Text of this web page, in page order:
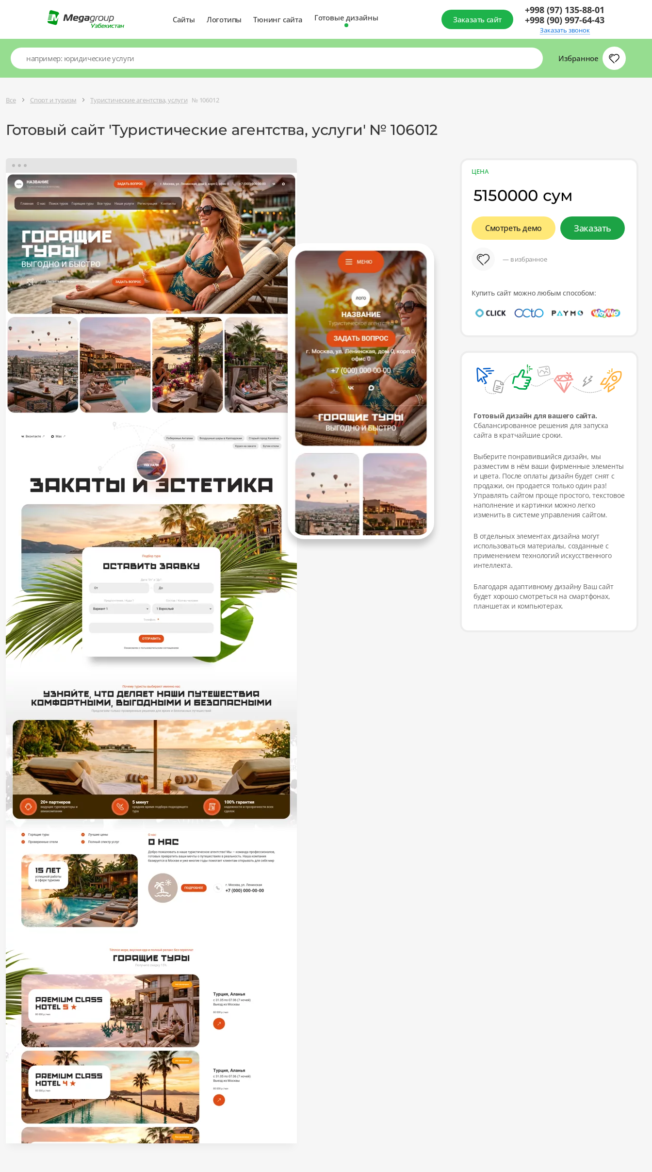
Сайты Логотипы Тюнинг сайта Готовые дизайны Заказать сайт
+998 (97) 135-88-01
+998 (90) 997-64-43
Заказать звонок
Избранное
Все Спорт и туризм Туристические агентства, услуги № 106012
Готовый сайт 'Туристические агентства, услуги' № 106012
ЦЕНА
5150000 сум
Смотреть демо Заказать
— в избранное
Купить сайт можно любым способом:
Готовый дизайн для вашего сайта.
Сбалансированное решения для запуска
сайта в кратчайшие сроки.
Выберите понравившийся дизайн, мы
разместим в нём ваши фирменные элементы
и цвета. После оплаты дизайн будет снят с
продажи, он продается только один раз!
Управлять сайтом проще простого, текстовое
наполнение и картинки можно легко
изменить в системе управления сайтом.
В отдельных элементах дизайна могут
использоваться материалы, созданные с
применением технологий искусственного
интеллекта.
Благодаря адаптивному дизайну Ваш сайт
будет хорошо смотреться на смартфонах,
планшетах и компьютерах.